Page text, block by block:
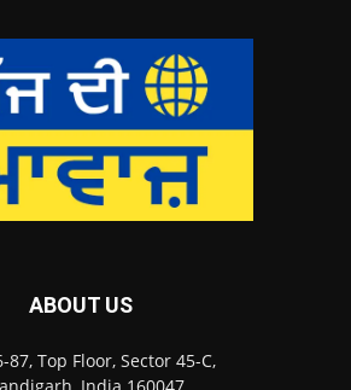
ABOUT US
87, Top Floor, Sector 45-C,